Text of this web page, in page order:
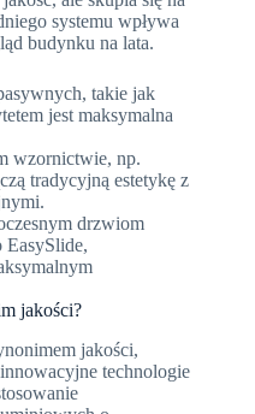
systemu wpływa
budynku na lata.
takie jak
jest maksymalna
wzornictwie, np.
tradycyjną estetykę z
drzwiom
EasySlide,
jakości?
jakości,
technologie